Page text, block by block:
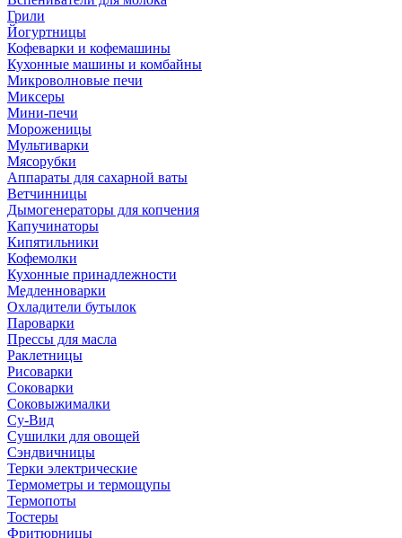
Грили
Йогуртницы
Кофеварки и кофемашины
Кухонные машины и комбайны
Микроволновые печи
Миксеры
Мини-печи
Мороженицы
Мультиварки
Мясорубки
Аппараты для сахарной ваты
Ветчинницы
Дымогенераторы для копчения
Капучинаторы
Кипятильники
Кофемолки
Кухонные принадлежности
Медленноварки
Охладители бутылок
Пароварки
Прессы для масла
Раклетницы
Рисоварки
Соковарки
Соковыжималки
Су-Вид
Сушилки для овощей
Сэндвичницы
Терки электрические
Термометры и термощупы
Термопоты
Тостеры
Фритюрницы